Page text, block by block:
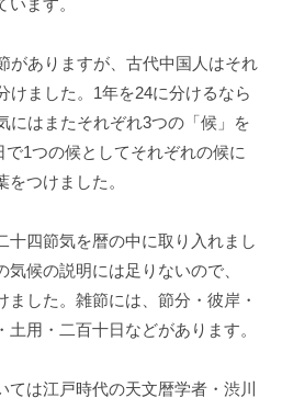
ます。
がありますが、古代中国人はそれ
けました。1年を24に分けるなら
にはまたそれぞれ3つの「候」を
1つの候としてそれぞれの候に
つけました。
十四節気を暦の中に取り入れまし
候の説明には足りないので、
ました。雑節には、節分・彼岸・
用・二百十日などがあります。
ては江戸時代の天文暦学者・渋川